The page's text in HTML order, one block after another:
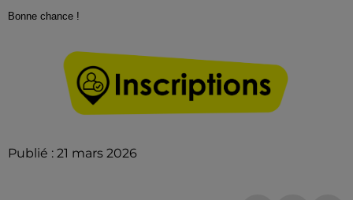
Bonne chance !
Publié : 21 mars 2026